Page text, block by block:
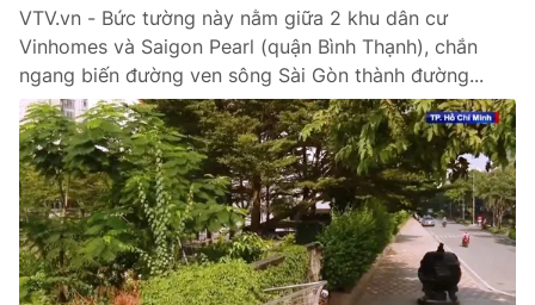
Hậu trường
Nhân vật
Khán giả
Giải sao mai
Giải trí
Điện ảnh
Âm nhạc
Sao
Đời sống
Du lịch
Làm đẹp
Chất lượng cuộc sống
Giáo dục
Tuyển sinh
Học trực tuyến
Công nghệ
Hitech Công nghệ tương lai
Giao lưu trực tuyến
VTV.vn - Bức tường này nằm giữa 2 khu dân cư
Vinhomes và Saigon Pearl (quận Bình Thạnh), chắn
ngang biến đường ven sông Sài Gòn thành đường...